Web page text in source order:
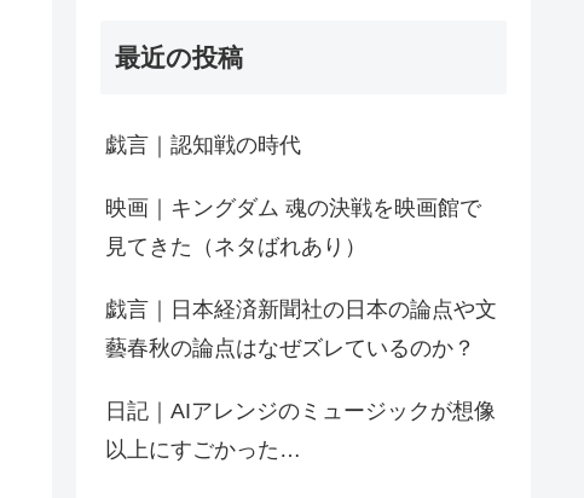
最近の投稿
戯言｜認知戦の時代
映画｜キングダム 魂の決戦を映画館で
見てきた（ネタばれあり）
戯言｜日本経済新聞社の日本の論点や文
藝春秋の論点はなぜズレているのか？
日記｜AIアレンジのミュージックが想像
以上にすごかった…